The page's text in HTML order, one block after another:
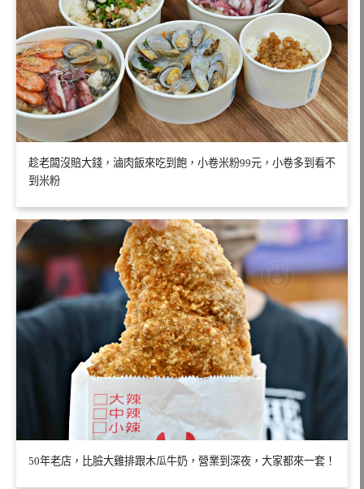
趁老闆沒賠大錢，滷肉飯來吃到飽，小卷米粉99元，小卷多到看不
到米粉
50年老店，比臉大雞排跟木瓜牛奶，營業到深夜，大家都來一套！